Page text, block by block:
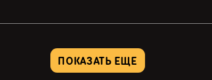
ПОКАЗАТЬ ЕЩЕ